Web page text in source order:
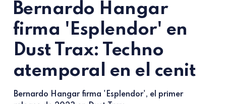
Bernardo Hangar
firma 'Esplendor' en
Dust Trax: Techno
atemporal en el cenit
Bernardo Hangar firma 'Esplendor', el primer